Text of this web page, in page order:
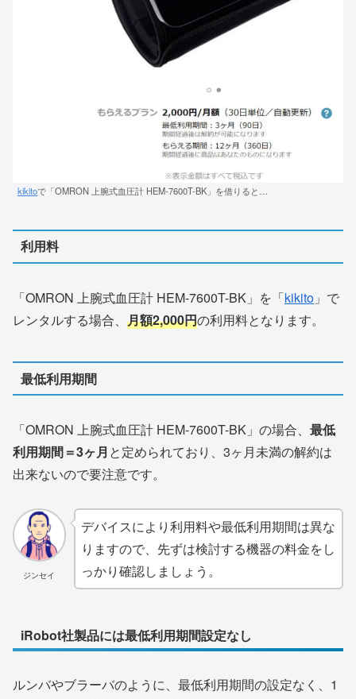
kikitoで「OMRON 上腕式血圧計 HEM-7600T-BK」を借りると…
利用料
「OMRON 上腕式血圧計 HEM-7600T-BK」を「kikito 」で
レンタルする場合、 月額2,000円の利用料となります。
最低利用期間
「OMRON 上腕式血圧計 HEM-7600T-BK」の場合、 最低
利用期間＝3ヶ月 と定められており、3ヶ月未満の解約は
出来ないので要注意です。
ジンセイ
デバイスにより利用料や最低利用期間は異な
りますので、先ずは検討する機器の料金をし
っかり確認しましょう。
iRobot社製品には最低利用期間設定なし
ルンバやブラーバのように、最低利用期間の設定なく、1